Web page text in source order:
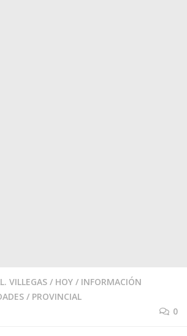
VILLEGAS / HOY / INFORMACIÓN
/ PROVINCIAL
0